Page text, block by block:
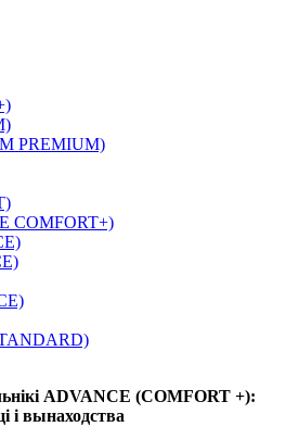
PREMIUM)
COMFORT+)
ADVANCE (COMFORT +):
і вынаходства